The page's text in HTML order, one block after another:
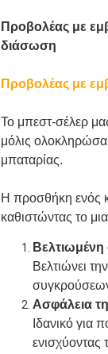
Προβολέας με
διάσωση
Προβολέας με
Το μπεστ-σέλερ
μόλις
μπαταρίας.
Η προσθήκη ενός
καθιστώντας το
Βελτιώνει
Ασφάλεια
Ιδανικό για
ενισχύοντας